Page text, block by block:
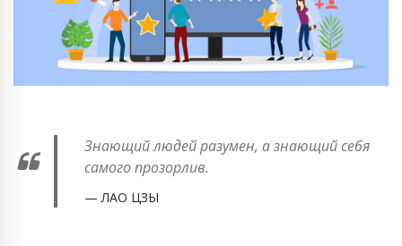
Знающий людей разумен, а знающий себя
самого прозорлив.
ЛАО ЦЗЫ